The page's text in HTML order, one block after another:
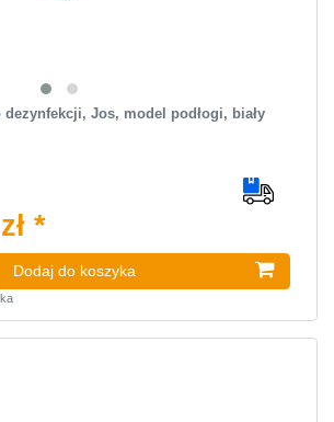
Jos, model podłogi, biały
*
Dodaj do koszyka